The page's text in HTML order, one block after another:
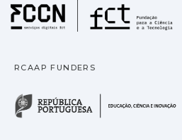
RCAAP FUNDERS